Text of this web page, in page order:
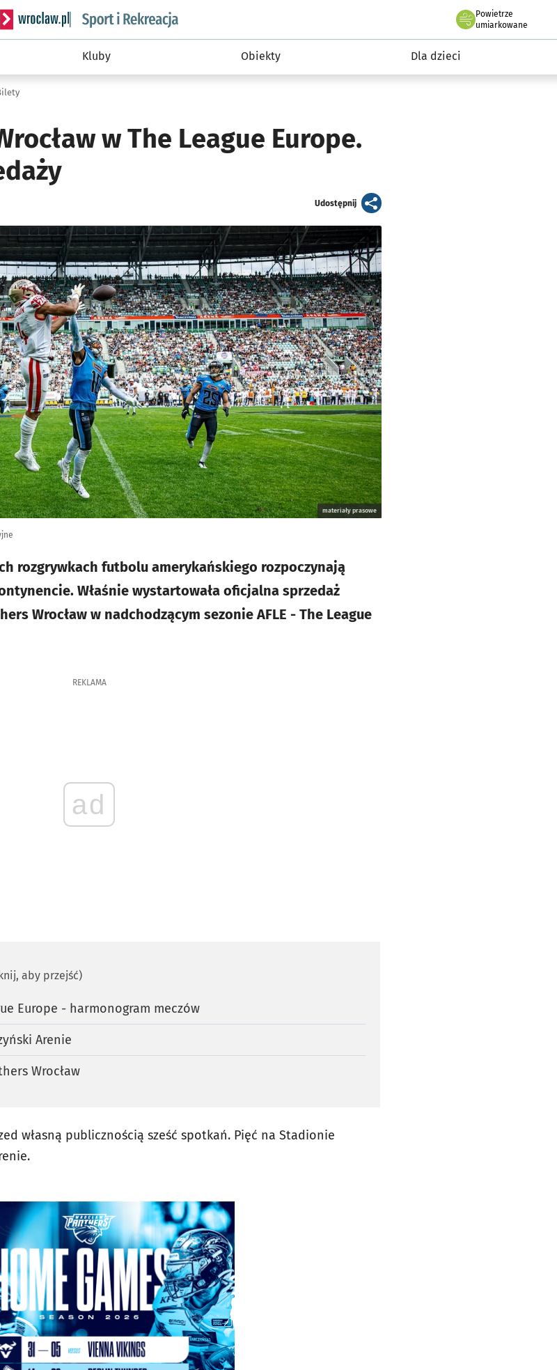
Serwis informacyjny wroclaw.pl podserwis: Sport i rekreacja
Powietrze
we Wrocławiu
umiarkowane
Kluby Obiekty Dla dzieci
w The League Europe.
Udostępnijartykuł
materiały prasowe
rozgrywkach futbolu amerykańskiego rozpoczynają
Właśnie wystartowała oficjalna sprzedaż
Wrocław w nadchodzącym sezonie AFLE - The League
REKLAMA
ad
aby przejść)
Europe - harmonogram meczów
Arenie
Wrocław
własną publicznością sześć spotkań. Pięć na Stadionie